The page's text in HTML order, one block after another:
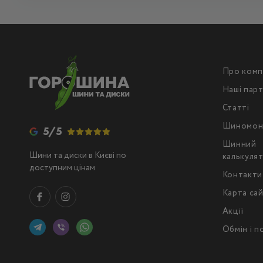
5/5
Шини та диски в Києві по
доступним цінам
Про
Наші
Статті
Шинний
Контакти
Карта
Акції
Обмін і